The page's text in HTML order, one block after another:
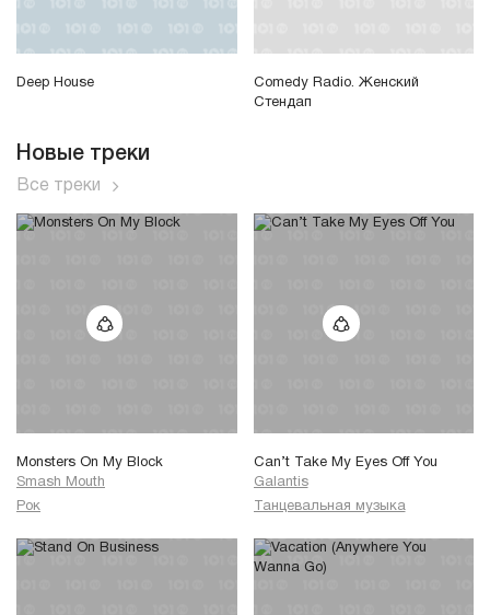
Deep House
Comedy Radio. Женский
Стендап
Новые треки
Все треки
Monsters On My Block
Smash Mouth
Рок
Can’t Take My Eyes Off You
Galantis
Танцевальная музыка